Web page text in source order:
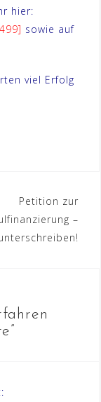
hier:
sowie auf
viel Erfolg
Petition zur
–
”